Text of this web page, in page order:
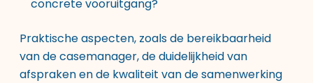
concrete vooruitgang?
Praktische aspecten, zoals de bereikbaarheid
van de casemanager, de duidelijkheid van
afspraken en de kwaliteit van de samenwerking